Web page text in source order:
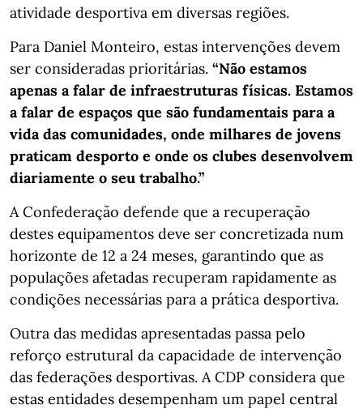
atividade desportiva em diversas regiões.
Para Daniel Monteiro, estas intervenções devem
ser consideradas prioritárias. “Não estamos
apenas a falar de infraestruturas físicas. Estamos
a falar de espaços que são fundamentais para a
vida das comunidades, onde milhares de jovens
praticam desporto e onde os clubes desenvolvem
diariamente o seu trabalho.”
A Confederação defende que a recuperação
destes equipamentos deve ser concretizada num
horizonte de 12 a 24 meses, garantindo que as
populações afetadas recuperam rapidamente as
condições necessárias para a prática desportiva.
Outra das medidas apresentadas passa pelo
reforço estrutural da capacidade de intervenção
das federações desportivas. A CDP considera que
estas entidades desempenham um papel central